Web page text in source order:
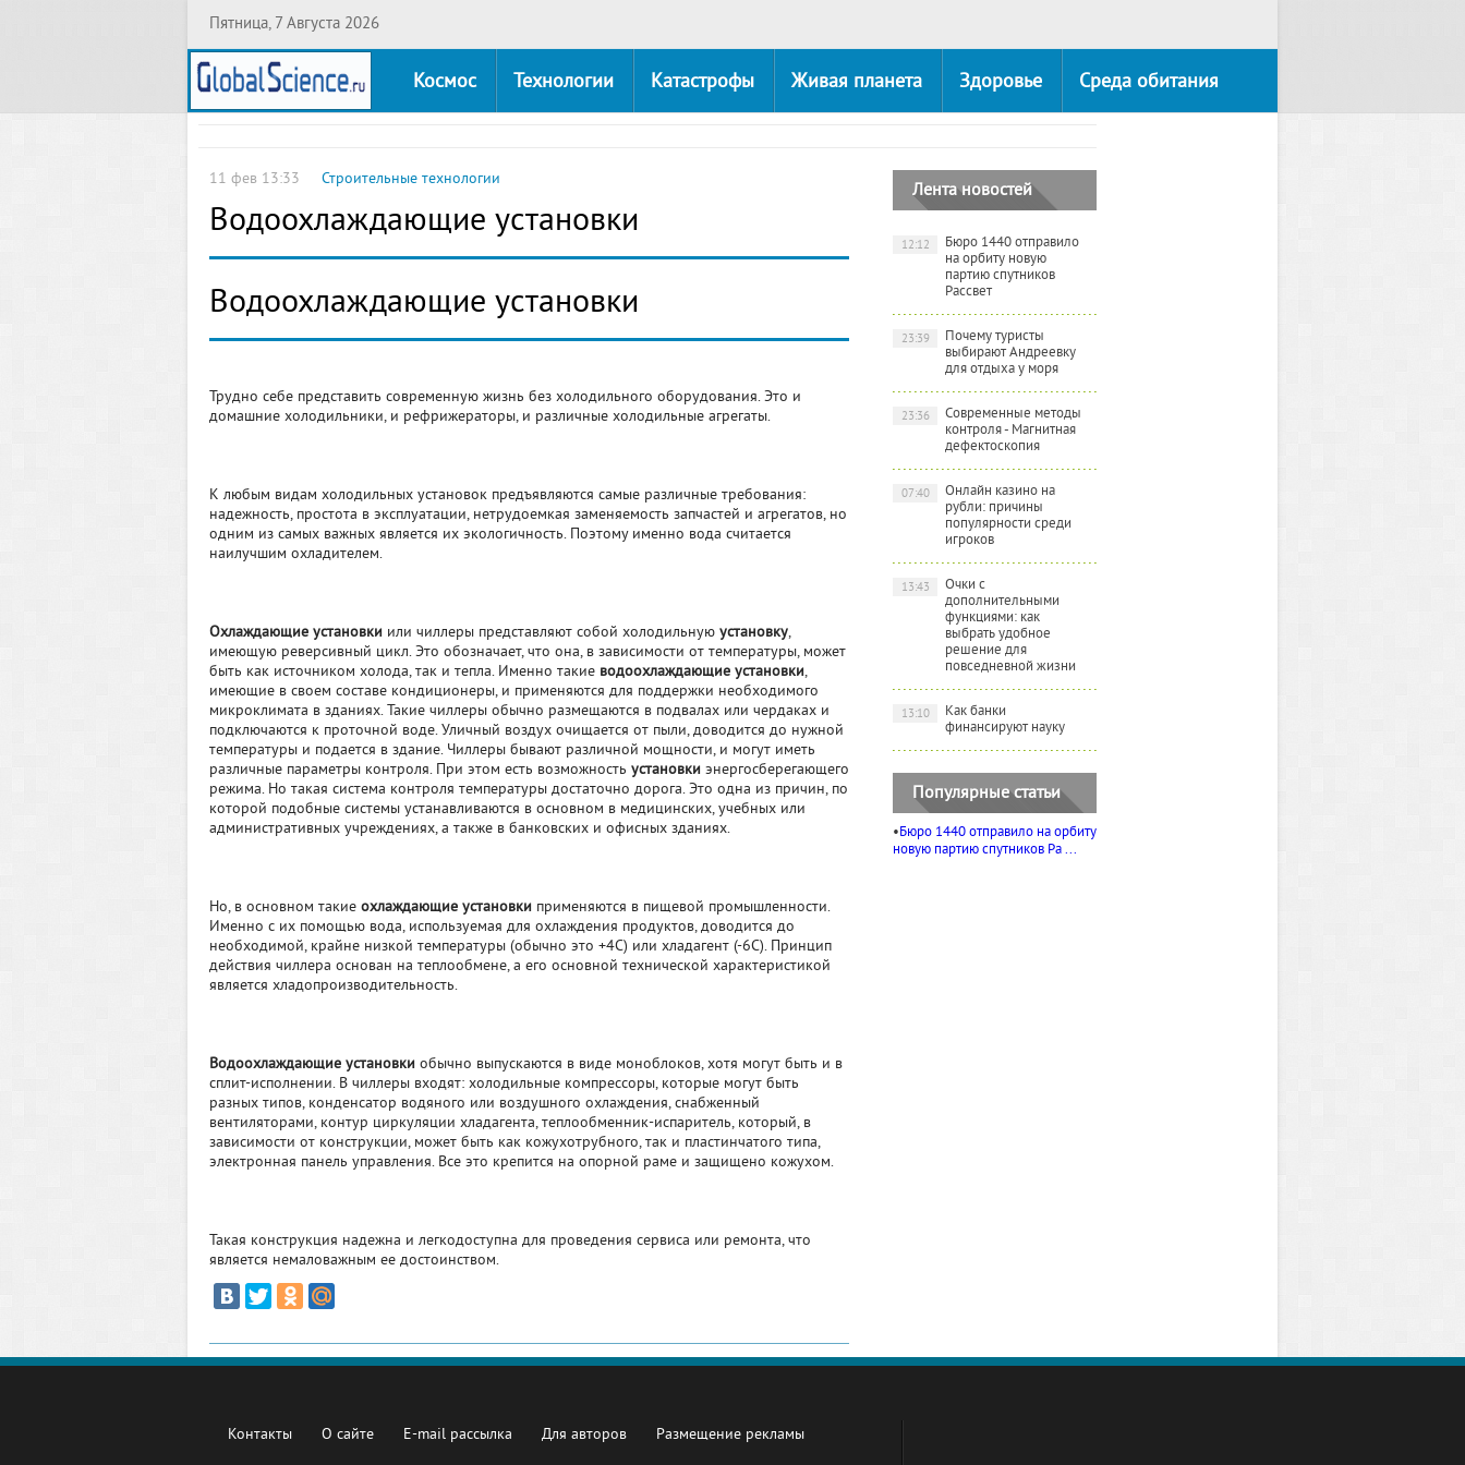
Пятница, 7 Августа 2026
Космос Технологии Катастрофы Живая планета Здоровье Среда обитания
11 фев 13:33 Строительные технологии
Водоохлаждающие установки
Водоохлаждающие установки
Трудно себе представить современную жизнь без холодильного оборудования. Это и
домашние холодильники, и рефрижераторы, и различные холодильные агрегаты.
К любым видам холодильных установок предъявляются самые различные требования:
надежность, простота в эксплуатации, нетрудоемкая заменяемость запчастей и агрегатов, но
одним из самых важных является их экологичность. Поэтому именно вода считается
наилучшим охладителем.
Охлаждающие установки или чиллеры представляют собой холодильную установку,
имеющую реверсивный цикл. Это обозначает, что она, в зависимости от температуры, может
быть как источником холода, так и тепла. Именно такие водоохлаждающие установки,
имеющие в своем составе кондиционеры, и применяются для поддержки необходимого
микроклимата в зданиях. Такие чиллеры обычно размещаются в подвалах или чердаках и
подключаются к проточной воде. Уличный воздух очищается от пыли, доводится до нужной
температуры и подается в здание. Чиллеры бывают различной мощности, и могут иметь
различные параметры контроля. При этом есть возможность установки энергосберегающего
режима. Но такая система контроля температуры достаточно дорога. Это одна из причин, по
которой подобные системы устанавливаются в основном в медицинских, учебных или
административных учреждениях, а также в банковских и офисных зданиях.
Но, в основном такие охлаждающие установки применяются в пищевой промышленности.
Именно с их помощью вода, используемая для охлаждения продуктов, доводится до
необходимой, крайне низкой температуры (обычно это +4С) или хладагент (-6С). Принцип
действия чиллера основан на теплообмене, а его основной технической характеристикой
является хладопроизводительность.
Водоохлаждающие установки обычно выпускаются в виде моноблоков, хотя могут быть и в
сплит-исполнении. В чиллеры входят: холодильные компрессоры, которые могут быть
разных типов, конденсатор водяного или воздушного охлаждения, снабженный
вентиляторами, контур циркуляции хладагента, теплообменник-испаритель, который, в
зависимости от конструкции, может быть как кожухотрубного, так и пластинчатого типа,
электронная панель управления. Все это крепится на опорной раме и защищено кожухом.
Такая конструкция надежна и легкодоступна для проведения сервиса или ремонта, что
является немаловажным ее достоинством.
Лента новостей
Бюро 1440 отправило
на орбиту новую
партию спутников
Рассвет
12:12
Почему туристы
выбирают Андреевку
для отдыха у моря
23:39
Современные методы
контроля - Магнитная
дефектоскопия
23:36
Онлайн казино на
рубли: причины
популярности среди
игроков
07:40
Очки с
дополнительными
функциями: как
выбрать удобное
решение для
повседневной жизни
13:43
Как банки
финансируют науку
13:10
Популярные статьи
•Бюро 1440 отправило на орбиту
новую партию спутников Ра ...
Контакты О сайте E-mail рассылка Для авторов Размещение рекламы